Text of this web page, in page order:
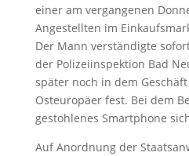
einer am vergangenen
Angestellten im
Der Mann verständigte
der Polizeiinspektion Bad
später noch in dem
Osteuropäer fest. Bei dem
gestohlenes Smartphone
Auf Anordnung der